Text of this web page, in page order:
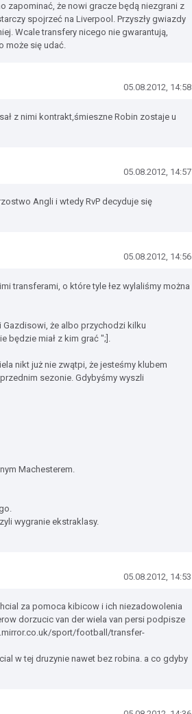
zapominać, że nowi gracze będą niezgrani z
spojrzeć na Liverpool. Przyszły gwiazdy
Wcale transfery nicego nie gwarantują,
może się udać.
05.08.2012, 14:58
z nimi kontrakt,śmieszne Robin zostaje u
05.08.2012, 14:57
Angli i wtedy RvP decyduje się
05.08.2012, 14:56
transferami, o które tyle łez wylaliśmy można
że albo przychodzi kilku
będzie miał z kim grać ";].
nikt już nie zwątpi, że jesteśmy klubem
sezonie. Gdybyśmy wyszli
Machesterem.
wygranie ekstraklasy.
05.08.2012, 14:53
za pomoca kibicow i ich niezadowolenia
dorzucic van der wiela van persi podpisze
sport/football/transfer-
w tej druzynie nawet bez robina. a co gdyby